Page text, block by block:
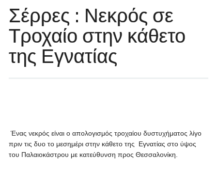
Σέρρες : Νεκρός σε
Τροχαίο στην κάθετο
της Εγνατίας
Ένας νεκρός είναι ο απολογισμός τροχαίου δυστυχήματος λίγο
πριν τις δυο το μεσημέρι στην κάθετο της Εγνατίας στο ύψος
του Παλαιοκάστρου με κατεύθυνση προς Θεσσαλονίκη.